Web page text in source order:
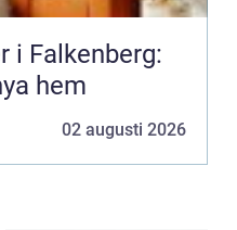
i Falkenberg:
hem
02 augusti 2026